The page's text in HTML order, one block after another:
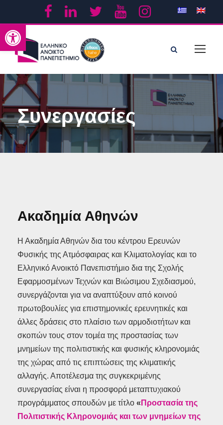
Ανοίξτε τη γραμμή εργαλείων
Συνεργασίες
Ακαδημία Αθηνών
Η Ακαδημία Αθηνών δια του κέντρου Ερευνών
Φυσικής της Ατμόσφαιρας και Κλιματολογίας και το
Ελληνικό Ανοικτό Πανεπιστήμιο δια της Σχολής
Εφαρμοσμένων Τεχνών και Βιώσιμου Σχεδιασμού,
συνεργάζονται για να αναπτύξουν από κοινού
πρωτοβουλίες για επιστημονικές ερευνητικές και
άλλες δράσεις στο πλαίσιο των αρμοδιοτήτων και
σκοπών τους στον τομέα της προστασίας των
μνημείων της πολιτιστικής και φυσικής κληρονομιάς
της χώρας από τις επιπτώσεις της κλιματικής
αλλαγής. Αποτέλεσμα της συγκεκριμένης
συνεργασίας είναι η προσφορά μεταπτυχιακού
προγράμματος σπουδών με τίτλο « Προστασία της
Πολιτιστικής Κληρονομιάς και των μνημείων της